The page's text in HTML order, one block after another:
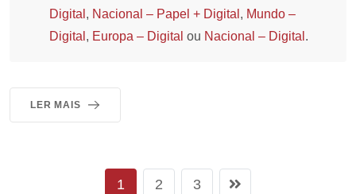
Digital , Nacional – Papel + Digital , Mundo –
Digital , Europa – Digital ou Nacional – Digital .
LER MAIS
1 2 3